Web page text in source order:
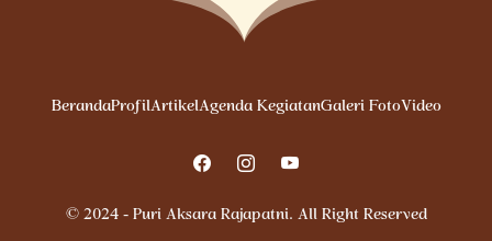
BerandaProfilArtikelAgenda KegiatanGaleri FotoVideo
© 2024 - Puri Aksara Rajapatni. All Right Reserved